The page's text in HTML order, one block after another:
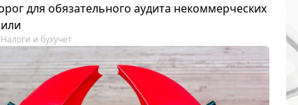
для обязательного аудита некоммерческих
Налоги и бухучет